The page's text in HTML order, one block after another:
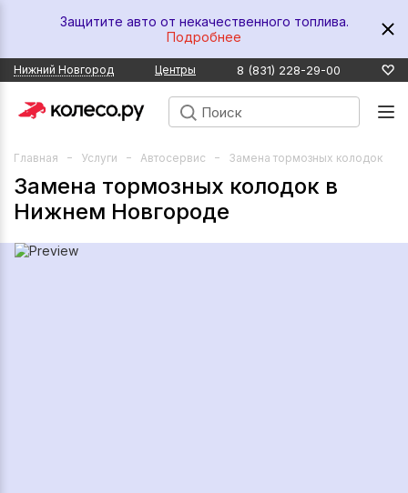
Защитите авто от некачественного топлива.
Подробнее
Нижний Новгород Центры 8 (831) 228-29-00
Главная Услуги Автосервис Замена тормозных колодок
Замена тормозных колодок в
Нижнем Новгороде